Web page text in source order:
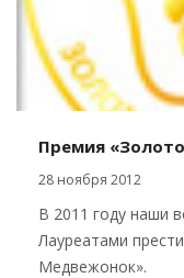
Премия
28 ноября 2012
В 2011 году наши
Лауреатами
Медвежонок».